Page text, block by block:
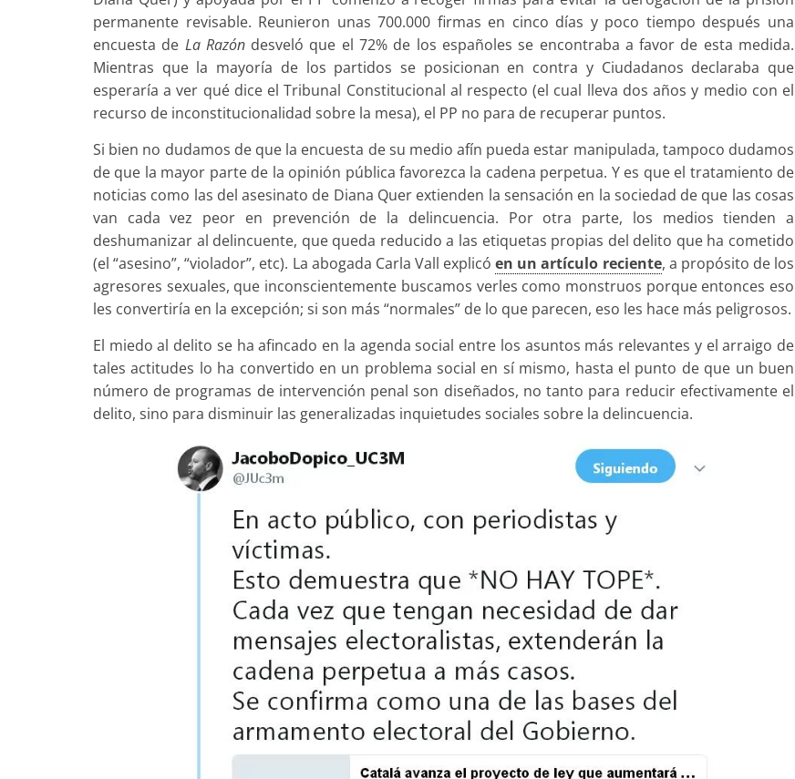
permanente revisable. Reunieron unas 700.000 firmas en cinco días y poco tiempo después una
encuesta de La Razóndesveló que el 72% de los españoles se encontraba a favor de esta medida.
Mientras que la mayoría de los partidos se posicionan en contra y Ciudadanos declaraba que
esperaría a ver qué dice el Tribunal Constitucional al respecto (el cual lleva dos años y medio con el
recurso de inconstitucionalidad sobre la mesa), el PP no para de recuperar puntos.
Si bien no dudamos de que la encuesta de su medio afín pueda estar manipulada, tampoco dudamos
de que la mayor parte de la opinión pública favorezca la cadena perpetua. Y es que el tratamiento de
noticias como las del asesinato de Diana Quer extienden la sensación en la sociedad de que las cosas
van cada vez peor en prevención de la delincuencia. Por otra parte, los medios tienden a
deshumanizar al delincuente, que queda reducido a las etiquetas propias del delito que ha cometido
(el “asesino”, “violador”, etc). La abogada Carla Vall explicóen un artículo reciente, a propósito de los
agresores sexuales, que inconscientemente buscamos verles como monstruos porque entonces eso
les convertiría en la excepción; si son más “normales” de lo que parecen, eso les hace más peligrosos.
El miedo al delito se ha afincado en la agenda social entre los asuntos más relevantes y el arraigo de
tales actitudes lo ha convertido en un problema social en sí mismo, hasta el punto de que un buen
número de programas de intervención penal son diseñados, no tanto para reducir efectivamente el
delito, sino para disminuir las generalizadas inquietudes sociales sobre la delincuencia.